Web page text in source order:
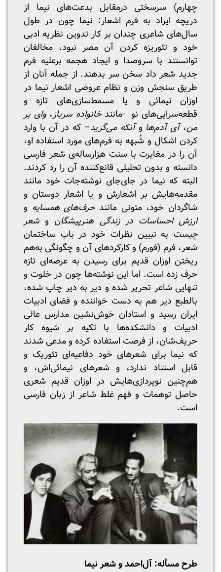
چهارم) سرسختی درمقابل بدعت‌های نیما از
دریچه ایراد به فرم اشعار: نیما چون در طول
سال‌های شاعری چندان بر کار تدوین نظریه ادبی
خود و تئوریزه کردن آن مصر نبود، مخالفان
توانستند با سروصدا و ایجاد هجمه برعلیه فرم
جدید شعر داد سخن سر بدهند. از جمله آنان از
طریق سنجش وزن و نظام عروضی اشعار نیما در
اوزان نیمائی و یا مسمط‌سازی‌های تازه و
قطعه‌سرایی‌های نو -مانندخانواده سرباز،وای بر
من،آی آدم‌ها وآنکه می‌گرید– که در آن با وارد
کردن اشکال و شُبهه به فرم‌های مورد استفاده او،
آن را در مغایرت با سنت‌ هزارساله‌ی شعر فارسی
دانسته و بدون تحلیلی قانع‌کننده آن را رد کردند.
البته که نیما در جای‌جای نوشته‌جات خود مانند
مقدمه‌هایش بر اشعارش و یا اشعار دوستان و
شاگردان خود، متونی مانندحرف‌های همسایه و
ارزش احساسات در زندگی هنرپیشگانو شعر
چیست به تبیین نظرات خود در باب ساختمان
شعر، فرم (فورم) و کارکردهای آن و چگونگی به‌هم
ریختن اوزان قدیم برای رسیدن به عرصه‌ای تازه
حرف زده است. اما این نوشته‌ها چون در خلوت و
تنهایی شاعر تحریر شده و دیر به دیر چاپ شده،
بالطبع دیر هم به دست خواننده و فضای ادبیات
ایران رسید و استادان خوش‌نشین مدارس عالی
ادبیات و دانشکده‌ها با تکیه بر شیوه کار
حریف‌شان، از فرصت استفاده کرده و مدعی شدند
که نیما برای شعرهای خود دفاعیه‌ای تئوریک و
قابل استناد ندارد، و شعرهای نیمائی‌اش، و
هم‌چنین نوپردازی‌هایش در اوزان قدیم شعری
حاصل توهمات و فهم غلط شاعر از زبان فارسی
است.
طرح مسأله: آل‌احمد و شعر نیما